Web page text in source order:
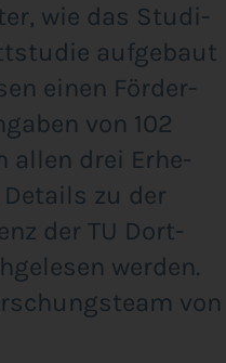
wie das Stu­di­
auf­ge­baut
einen För­der­
von 102
allen drei Erhe­
zu der
der TU Dort­
wer­den.
von